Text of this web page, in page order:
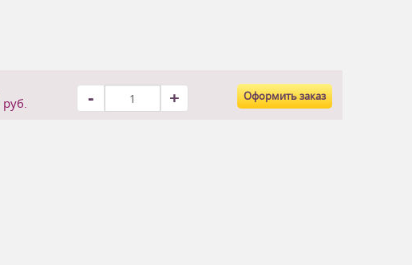
руб. - + Оформить заказ